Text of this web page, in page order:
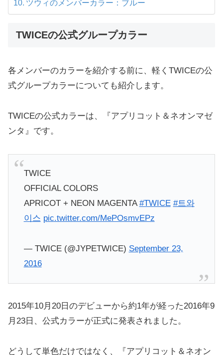
ツウィのメンバーカラー：ブルー
TWICEの公式グループカラー
各メンバーのカラーを紹介する前に、軽くTWICEの公
式グループカラーについても紹介します。
TWICEの公式カラーは、『アプリコット＆ネオンマゼ
ンタ』です。
TWICE
OFFICIAL COLORS
APRICOT + NEON MAGENTA#TWICE #트와
이스 pic.twitter.com/MePOsmvEPz
— TWICE (@JYPETWICE) September 23,
2016
2015年10月20日のデビューから約1年が経った2016年9
月23日、公式カラーが正式に発表されました。
どうして単色だけではなく、『アプリコット＆ネオン